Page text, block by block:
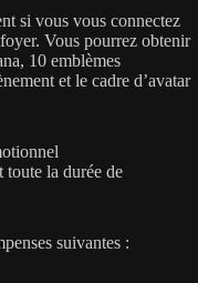
si vous vous connectez
Vous pourrez obtenir
10 emblèmes
et le cadre d’avatar
toute la durée de
suivantes :